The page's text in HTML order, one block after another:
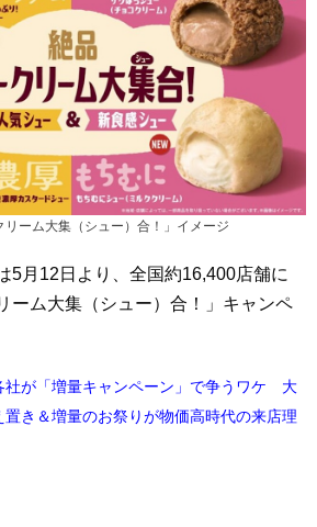
リーム大集（シュー）合！」イメージ
月12日より、全国約16,400店舗に
ーム大集（シュー）合！」キャンペ
社が「増量キャンペーン」で争うワケ 大
き＆増量のお祭りが物価高時代の来店理